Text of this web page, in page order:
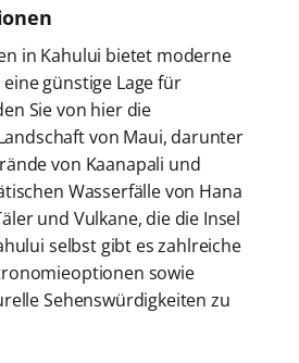
in Kahului bietet moderne
günstige Lage für
Sie von hier die
von Maui, darunter
von Kaanapali und
Wasserfälle von Hana
und Vulkane, die die Insel
selbst gibt es zahlreiche
sowie
Sehenswürdigkeiten zu